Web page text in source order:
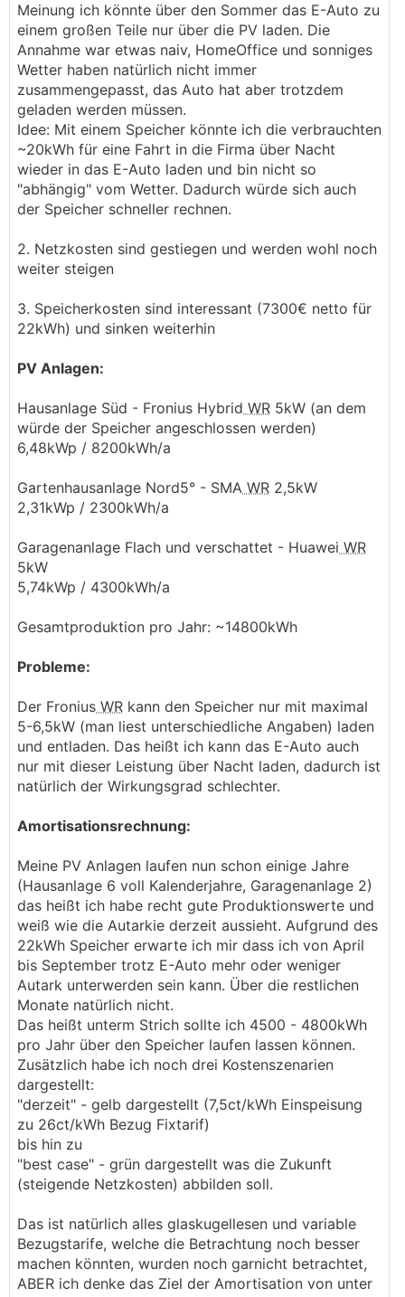
Meinung ich könnte über den Sommer das E-Auto zu
einem großen Teile nur über die PV laden. Die
Annahme war etwas naiv, HomeOffice und sonniges
Wetter haben natürlich nicht immer
zusammengepasst, das Auto hat aber trotzdem
geladen werden müssen.
Idee: Mit einem Speicher könnte ich die verbrauchten
~20kWh für eine Fahrt in die Firma über Nacht
wieder in das E-Auto laden und bin nicht so
"abhängig" vom Wetter. Dadurch würde sich auch
der Speicher schneller rechnen.
2. Netzkosten sind gestiegen und werden wohl noch
weiter steigen
3. Speicherkosten sind interessant (7300€ netto für
22kWh) und sinken weiterhin
PV Anlagen:
Hausanlage Süd - Fronius Hybrid WR 5kW (an dem
würde der Speicher angeschlossen werden)
6,48kWp / 8200kWh/a
Gartenhausanlage Nord5° - SMA WR 2,5kW
2,31kWp / 2300kWh/a
Garagenanlage Flach und verschattet - Huawei WR
5kW
5,74kWp / 4300kWh/a
Gesamtproduktion pro Jahr: ~14800kWh
Probleme:
Der Fronius WR kann den Speicher nur mit maximal
5-6,5kW (man liest unterschiedliche Angaben) laden
und entladen. Das heißt ich kann das E-Auto auch
nur mit dieser Leistung über Nacht laden, dadurch ist
natürlich der Wirkungsgrad schlechter.
Amortisationsrechnung:
Meine PV Anlagen laufen nun schon einige Jahre
(Hausanlage 6 voll Kalenderjahre, Garagenanlage 2)
das heißt ich habe recht gute Produktionswerte und
weiß wie die Autarkie derzeit aussieht. Aufgrund des
22kWh Speicher erwarte ich mir dass ich von April
bis September trotz E-Auto mehr oder weniger
Autark unterwerden sein kann. Über die restlichen
Monate natürlich nicht.
Das heißt unterm Strich sollte ich 4500 - 4800kWh
pro Jahr über den Speicher laufen lassen können.
Zusätzlich habe ich noch drei Kostenszenarien
dargestellt:
"derzeit" - gelb dargestellt (7,5ct/kWh Einspeisung
zu 26ct/kWh Bezug Fixtarif)
bis hin zu
"best case" - grün dargestellt was die Zukunft
(steigende Netzkosten) abbilden soll.
Das ist natürlich alles glaskugellesen und variable
Bezugstarife, welche die Betrachtung noch besser
machen könnten, wurden noch garnicht betrachtet,
ABER ich denke das Ziel der Amortisation von unter